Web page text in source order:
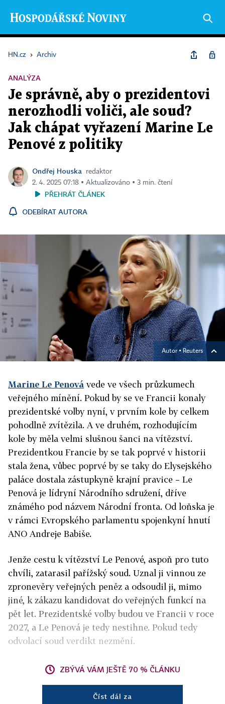
HN.cz › Archiv
ANALÝZA
Je správně, aby o prezidentovi
nerozhodli voliči, ale soud?
Jak chápat vyřazení Marine Le
Penové z politiky
Ondřej Houska
redaktor
2. 4. 2025 07:18 ▪ Aktualizováno ▪ 3 min. čtení
PŘEHRÁT ČLÁNEK
ODEBÍRAT AUTORA
Autor ▪Reuters
Marine Le Penová vede ve všech průzkumech
veřejného mínění. Pokud by se ve Francii konaly
prezidentské volby nyní, v prvním kole by celkem
pohodlně zvítězila. A ve druhém, rozhodujícím
kole by měla velmi slušnou šanci na vítězství.
Prezidentkou Francie by se tak poprvé v historii
stala žena, vůbec poprvé by se taky do Elysejského
paláce dostala zástupkyně krajní pravice – Le
Penová je lídryní Národního sdružení, dříve
známého pod názvem Národní fronta. Od loňska je
v rámci Evropského parlamentu spojenkyní hnutí
ANO Andreje Babiše.
Jenže cestu k vítězství Le Penové, aspoň pro tuto
chvíli, zatarasil pařížský soud. Uznal ji vinnou ze
zpronevěry veřejných peněz a odsoudil ji, mimo
jiné, k zákazu kandidovat do veřejných funkcí na
pět let. Prezidentské volby budou ve Francii v roce
2027, a Le Penová je tedy nestihne. Pokud tedy
odvolací soud verdikt nezmění.
ZBÝVÁ VÁM JEŠTĚ 70 % ČLÁNKU
Číst dál za